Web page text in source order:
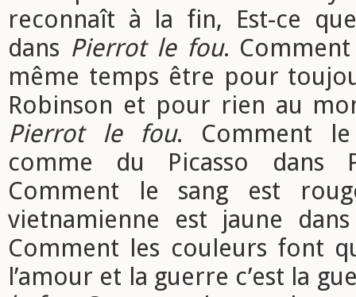
reconnaît à la fin, Est-ce
dans Pierrot le fou.
même temps être pour
Robinson et pour rien au
Pierrot le fou. Comment
comme du Picasso dans
Comment le sang est
vietnamienne est jaune
Comment les couleurs font
l’amour et la guerre c’est la